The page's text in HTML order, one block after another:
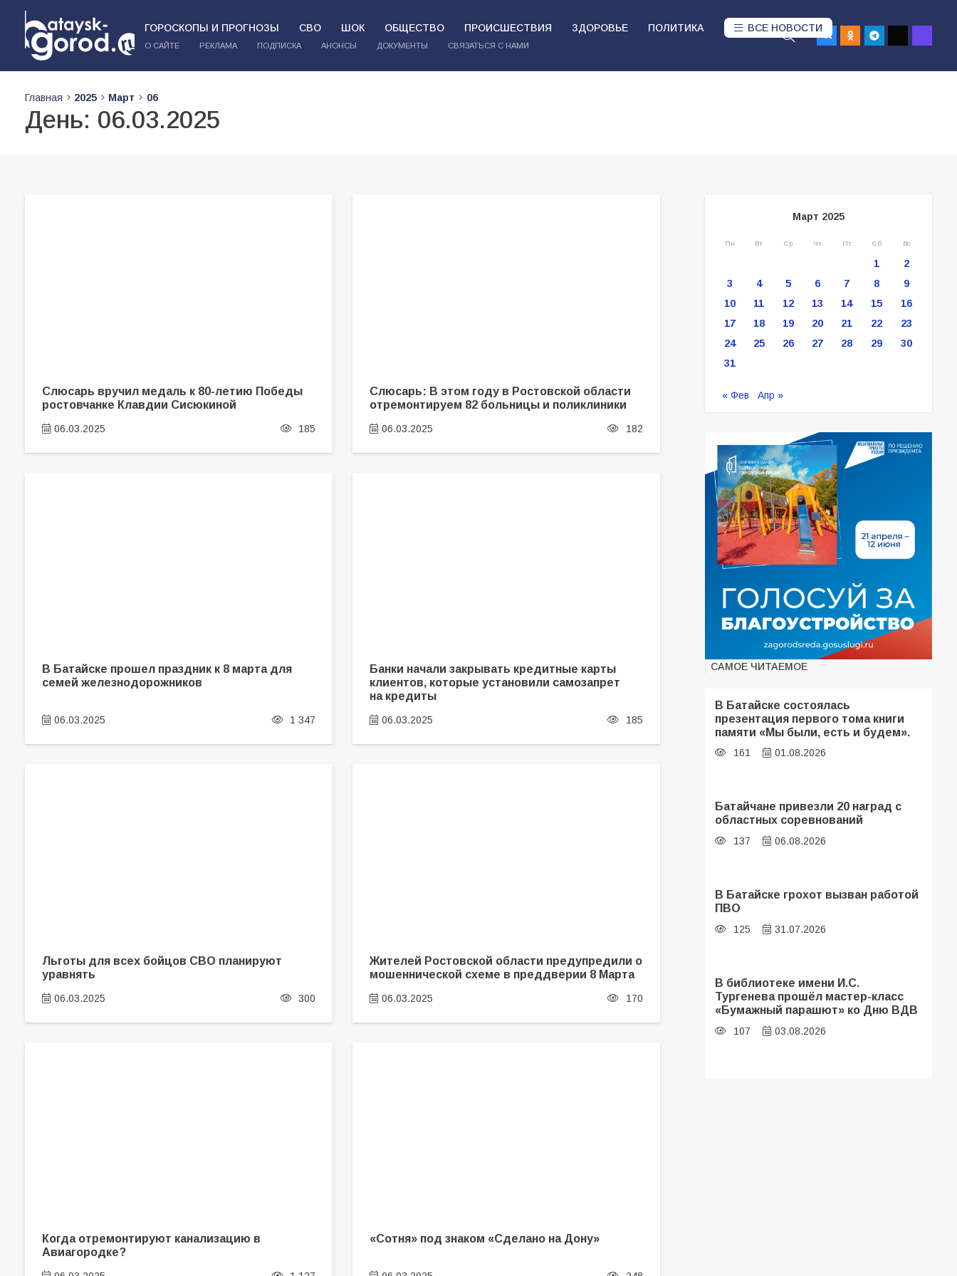
ГОРОСКОПЫ И ПРОГНОЗЫ СВО ШОК ОБЩЕСТВО ПРОИСШЕСТВИЯ ЗДОРОВЬЕ ПОЛИТИКА ВСЕ НОВОСТИ
О САЙТЕ РЕКЛАМА ПОДПИСКА АНОНСЫ ДОКУМЕНТЫ СВЯЗАТЬСЯ С НАМИ
Главная 2025 Март 06
День: 06.03.2025
Слюсарь вручил медаль к 80-летию Победы
ростовчанке Клавдии Сисюкиной
06.03.2025 185
Слюсарь: В этом году в Ростовской области
отремонтируем 82 больницы и поликлиники
06.03.2025 182
В Батайске прошел праздник к 8 марта для
семей железнодорожников
06.03.2025 1 347
Банки начали закрывать кредитные карты
клиентов, которые установили самозапрет
на кредиты
06.03.2025 185
Льготы для всех бойцов СВО планируют
уравнять
06.03.2025 300
Жителей Ростовской области предупредили о
мошеннической схеме в преддверии 8 Марта
06.03.2025 170
Когда отремонтируют канализацию в
Авиагородке?
«Сотня» под знаком «Сделано на Дону»
Март 2025
Пн Вт Ср Чт Пт Сб Вс
1
2
3
4 5 6 7 8
9
10
11 12 13 14 15
16
17
18 19 20 21 22
23
24
25 26 27 28 29
30
31
« Фев Апр »
САМОЕ ЧИТАЕМОЕ
В Батайске состоялась
презентация первого тома книги
памяти «Мы были, есть и будем».
161 01.08.2026
Батайчане привезли 20 наград с
областных соревнований
137 06.08.2026
В Батайске грохот вызван работой
ПВО
125 31.07.2026
В библиотеке имени И.С.
Тургенева прошёл мастер-класс
«Бумажный парашют» ко Дню ВДВ
107 03.08.2026